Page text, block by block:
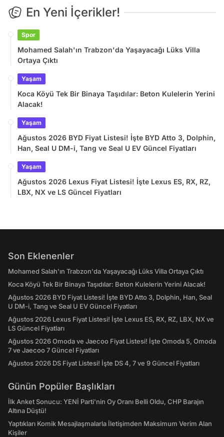
En Yeni İçerikler!
Spor
Mohamed Salah'ın Trabzon'da Yaşayacağı Lüks Villa
Ortaya Çıktı
Yaşam
Koca Köyü Tek Bir Binaya Taşıdılar: Beton Kulelerin Yerini
Alacak!
Yaşam
Ağustos 2026 BYD Fiyat Listesi! İşte BYD Atto 3, Dolphin,
Han, Seal U DM-i, Tang ve Seal U EV Güncel Fiyatları
Yaşam
Ağustos 2026 Lexus Fiyat Listesi! İşte Lexus ES, RX, RZ,
LBX, NX ve LS Güncel Fiyatları
Son Eklenenler
Mohamed Salah'ın Trabzon'da Yaşayacağı Lüks Villa Ortaya Çıktı
Koca Köyü Tek Bir Binaya Taşıdılar: Beton Kulelerin Yerini Alacak!
Ağustos 2026 BYD Fiyat Listesi! İşte BYD Atto 3, Dolphin, Han, Seal
U DM-i, Tang ve Seal U EV Güncel Fiyatları
Ağustos 2026 Lexus Fiyat Listesi! İşte Lexus ES, RX, RZ, LBX, NX ve
LS Güncel Fiyatları
Ağustos 2026 Omoda ve Jaecoo Fiyat Listesi! İşte Omoda 5, Omoda
7 ve Jaecoo 7 Güncel Fiyatları
Ağustos 2026 DS Fiyat Listesi! İşte DS 4, 7 ve 9 Güncel Fiyatları
Günün Popüler Başlıkları
İlk Anket Sonucu: YENİ Parti'nin Oy Oranı Belli Oldu, CHP Barajın
Altına Düştü!
Yaptıkları Komik Mesajlaşmalarla İletişimden Maksimum Verim Alan
Kişiler